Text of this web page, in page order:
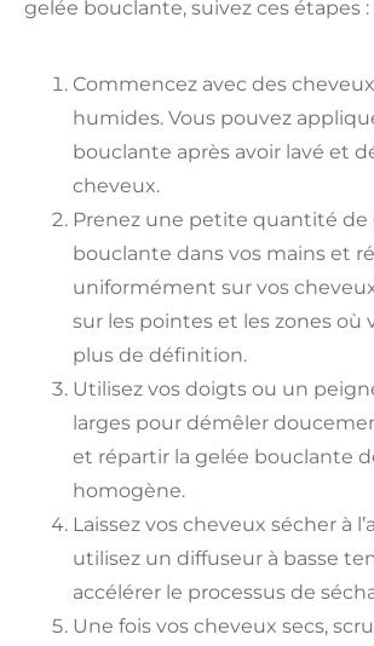
gelée bouclante, suivez ces étapes :
Commencez avec des
humides. Vous pouvez
bouclante après avoir lavé et
cheveux.
Prenez une petite quantité de
bouclante dans vos mains et
uniformément sur vos
sur les pointes et les zones où
plus de définition.
Utilisez vos doigts ou un
larges pour démêler
et répartir la gelée bouclante
homogène.
Laissez vos cheveux sécher à
utilisez un diffuseur à basse
accélérer le processus de
Une fois vos cheveux secs,